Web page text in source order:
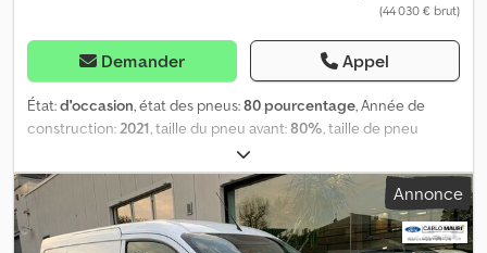
(44 030 € brut)
Demander Appel
État:d'occasion, état des pneus:80 pourcentage, Année de
construction:2021, taille du pneu avant:80%, taille de pneu
80 km/h
circulation : 2021. Nous vendons notre véhicule de démonstration
Goupil G6 avec batterie lithium 28,8 kWh, catégorie de véhicule
N1. Autonomie (selon WLTC et en conditions réelles) jusqu’à env.
110 km. Écran couleur LCD HD, capteur de lumière et de pluie.
Annonce